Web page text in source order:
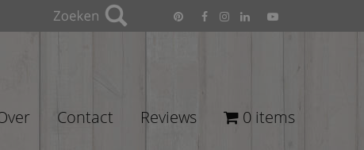
Contact Reviews 0 items